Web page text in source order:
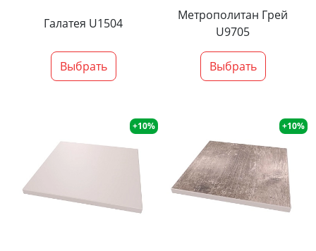
Галатея U1504
Выбрать
Метрополитан Грей
U9705
Выбрать
+10% +10%